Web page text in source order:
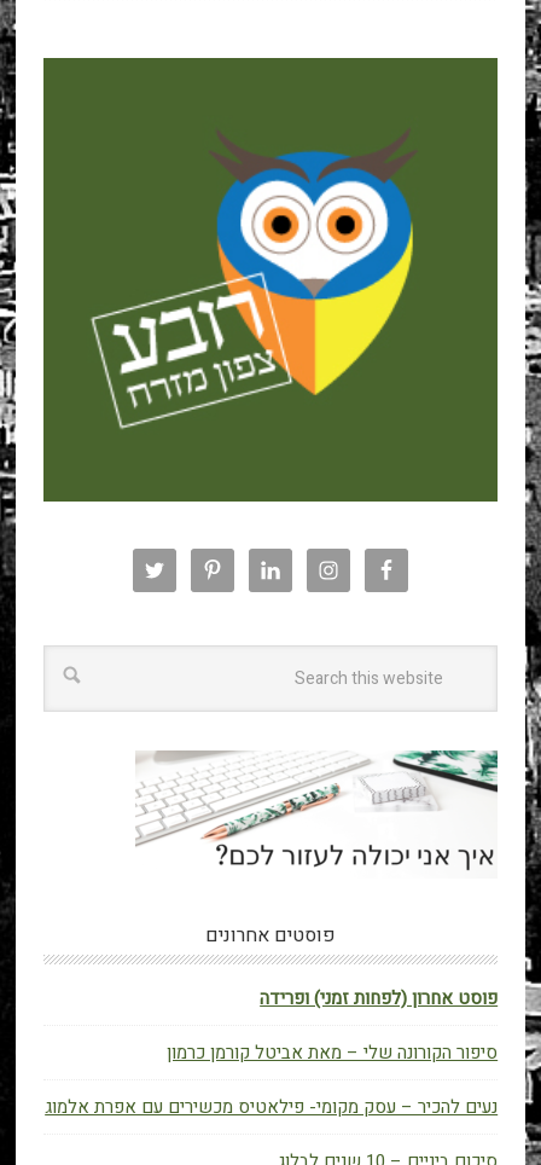
פוסטים אחרונים
פוסט אחרון (לפחות זמני) ופרידה
סיפור הקורונה שלי – מאת אביטל קורמן כרמון
נעים להכיר – עסק מקומי- פילאטיס מכשירים עם אפרת אלמוג